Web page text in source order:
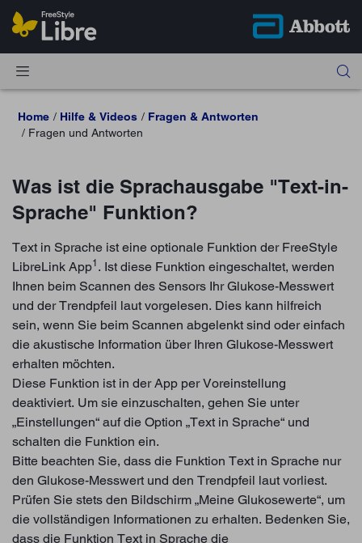
Home Hilfe & Videos
Fragen & Antworten
Fragen und Antworten
Was ist die Sprachausgabe "Text-in-
Sprache" Funktion?
Text in Sprache ist eine optionale Funktion der FreeStyle
LibreLink App1 . Ist diese Funktion eingeschaltet, werden
Ihnen beim Scannen des Sensors Ihr Glukose-Messwert
und der Trendpfeil laut vorgelesen. Dies kann hilfreich
sein, wenn Sie beim Scannen abgelenkt sind oder einfach
die akustische Information über Ihren Glukose-Messwert
erhalten möchten.
Diese Funktion ist in der App per Voreinstellung
deaktiviert. Um sie einzuschalten, gehen Sie unter
„Einstellungen“ auf die Option „Text in Sprache“ und
schalten die Funktion ein.
Bitte beachten Sie, dass die Funktion Text in Sprache nur
den Glukose-Messwert und den Trendpfeil laut vorliest.
Prüfen Sie stets den Bildschirm „Meine Glukosewerte“, um
die vollständigen Informationen zu erhalten. Bedenken Sie,
dass die Funktion Text in Sprache die